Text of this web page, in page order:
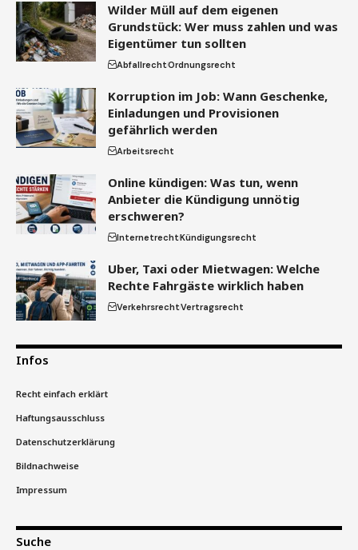
Wilder Müll auf dem eigenen
Grundstück: Wer muss zahlen und was
Eigentümer tun sollten
AbfallrechtOrdnungsrecht
Korruption im Job: Wann Geschenke,
Einladungen und Provisionen
gefährlich werden
Arbeitsrecht
Online kündigen: Was tun, wenn
Anbieter die Kündigung unnötig
erschweren?
InternetrechtKündigungsrecht
Uber, Taxi oder Mietwagen: Welche
Rechte Fahrgäste wirklich haben
VerkehrsrechtVertragsrecht
Infos
Recht einfach erklärt
Haftungsausschluss
Datenschutzerklärung
Bildnachweise
Impressum
Suche